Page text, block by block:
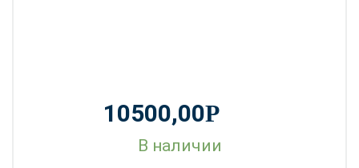
10500,00Р
В наличии